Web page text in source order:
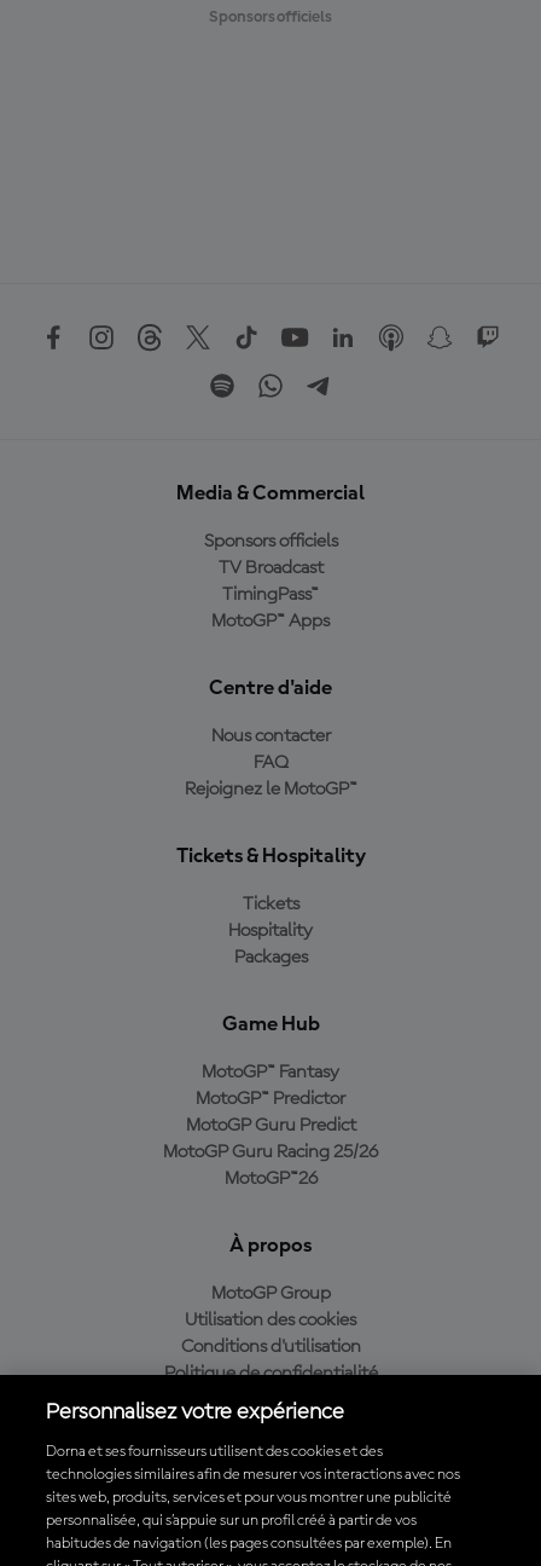
Sponsors officiels
Media & Commercial
Sponsors officiels
TV Broadcast
TimingPass™
MotoGP™ Apps
Centre d'aide
Nous contacter
FAQ
Rejoignez le MotoGP™
Tickets & Hospitality
Tickets
Hospitality
Packages
Game Hub
MotoGP™ Fantasy
MotoGP™ Predictor
MotoGP Guru Predict
MotoGP Guru Racing 25/26
MotoGP™26
À propos
MotoGP Group
Utilisation des cookies
Conditions d'utilisation
Politique de confidentialité
Politique d’achat
Télécharger l'appli officielle du MotoGP™
Personnalisez votre expérience
Dorna et ses fournisseurs utilisent des cookies et des
technologies similaires afin de mesurer vos interactions avec nos
sites web, produits, services et pour vous montrer une publicité
personnalisée, qui s’appuie sur un profil créé à partir de vos
habitudes de navigation (les pages consultées par exemple). En